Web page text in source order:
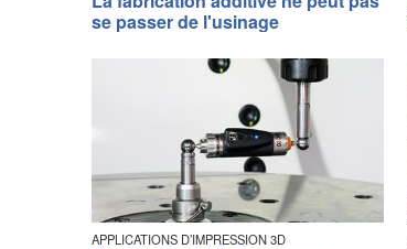
se passer de l'usinage
APPLICATIONS D’IMPRESSION 3D